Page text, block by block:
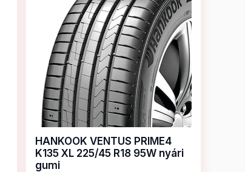
HANKOOK VENTUS PRIME4
K135 XL 225/45 R18 95W nyári
gumi